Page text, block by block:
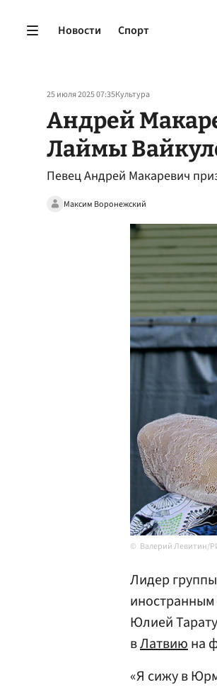
Новости Спорт
25 июля 2025 07:35Культура
Андрей
Лаймы
Певец Андрей Макаревич
Максим Воронежский
Валерий Левитин/
Лидер
иностранным
Юлией
вЛатвиюна
«Я сижу в